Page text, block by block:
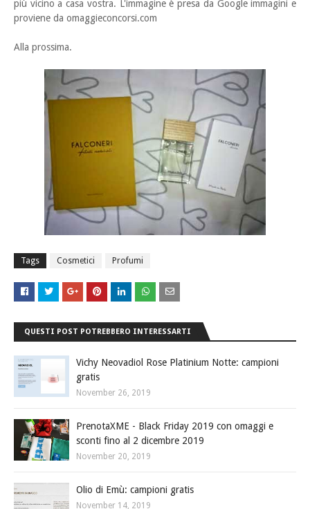
più vicino a casa vostra. L'immagine è presa da Google immagini e
proviene da omaggieconcorsi.com
Alla prossima.
Tags Cosmetici Profumi
QUESTI POST POTREBBERO INTERESSARTI
Vichy Neovadiol Rose Platinium Notte: campioni
gratis
November 26, 2019
PrenotaXME - Black Friday 2019 con omaggi e
sconti fino al 2 dicembre 2019
November 20, 2019
Olio di Emù: campioni gratis
November 14, 2019